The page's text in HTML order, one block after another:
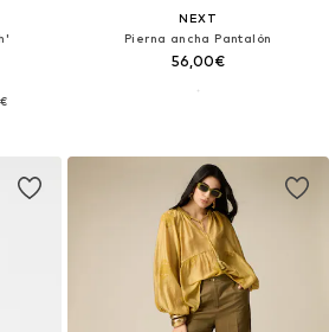
NEXT
Pierna ancha Pantalón
56,00€